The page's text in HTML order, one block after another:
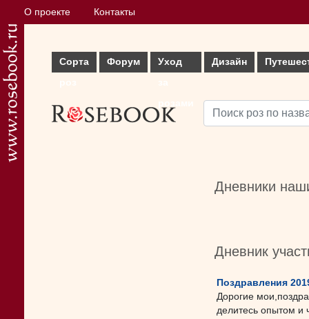
О проекте Контакты
Сорта
Форум
Уход
Дизайн
Дневники
Дневник
Поздравления
Дорогие
делитесь опытом и